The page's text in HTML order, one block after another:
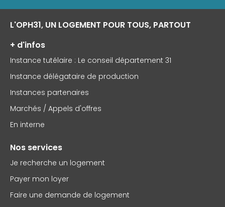
L'OPH31, UN LOGEMENT POUR TOUS, PARTOUT
+ d'infos
Instance tutélaire : Le conseil département 31
Instance délégataire de production
Instances partenaires
Marchés / Appels d'offres
En interne
Nos services
Je recherche un logement
Payer mon loyer
Faire une demande de logement